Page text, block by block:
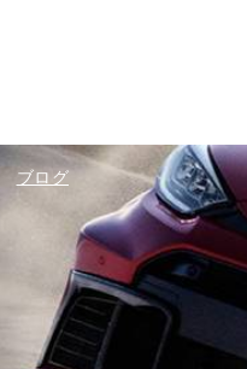
ブログ